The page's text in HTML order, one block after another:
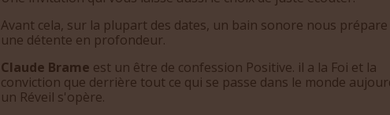
Avant cela, sur la plupart des dates, un bain sonore nous prépare
une détente en profondeur.
Claude Brame est un être de confession Positive. il a la Foi et la
conviction que derrière tout ce qui se passe dans le monde
un Réveil s'opère.